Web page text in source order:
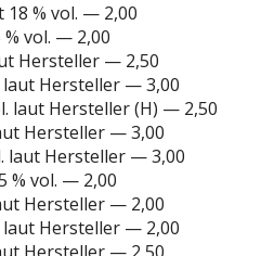
% vol. — 2,00
% vol. — 2,00
Hersteller — 2,50
laut Hersteller — 3,00
laut Hersteller (H) — 2,50
Hersteller — 3,00
laut Hersteller — 3,00
% vol. — 2,00
Hersteller — 2,00
laut Hersteller — 2,00